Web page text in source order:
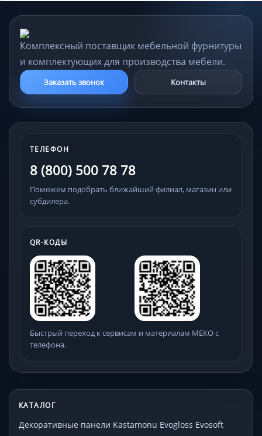
Комплексный поставщик мебельной фурнитуры
и комплектующих для производства мебели.
Заказать звонок Контакты
ТЕЛЕФОН
8 (800) 500 78 78
Поможем подобрать ближайший филиал, магазин или
субдилера.
QR-КОДЫ
Быстрый переход к сервисам и материалам МЕКО с
телефона.
КАТАЛОГ
Декоративные панели Kastamonu Evogloss Evosoft